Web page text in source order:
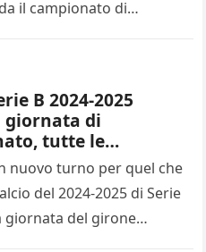
il campionato di…
B 2024-2025
giornata di
tutte le
arbitrali
nuovo turno per quel che
del 2024-2025 di Serie
giornata del girone…